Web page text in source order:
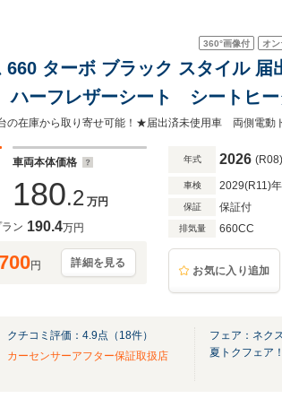
360°画像付 オ
660 ターボ ブラック スタイル
ーフレザーシート シートヒ
LEDヘッド 純正15インチア
エアコン
車両本体価格
180.2 万円
ラン 190.4万円
円 詳細を見る
年式 2026 (R08)
車検 2029(R11)
保証 保証付
排気量 660CC
お気に入り追加
クチコミ評価： 4.9点（ 18件）
カーセンサーアフター保証取扱店
フェア：ネク
夏トクフェア